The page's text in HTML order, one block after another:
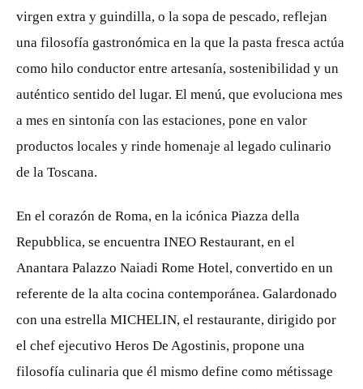
virgen extra y guindilla, o la sopa de pescado, reflejan
una filosofía gastronómica en la que la pasta fresca actúa
como hilo conductor entre artesanía, sostenibilidad y un
auténtico sentido del lugar. El menú, que evoluciona mes
a mes en sintonía con las estaciones, pone en valor
productos locales y rinde homenaje al legado culinario
de la Toscana.
En el corazón de Roma, en la icónica Piazza della
Repubblica, se encuentra INEO Restaurant, en el
Anantara Palazzo Naiadi Rome Hotel, convertido en un
referente de la alta cocina contemporánea. Galardonado
con una estrella MICHELIN, el restaurante, dirigido por
el chef ejecutivo Heros De Agostinis, propone una
filosofía culinaria que él mismo define como métissage